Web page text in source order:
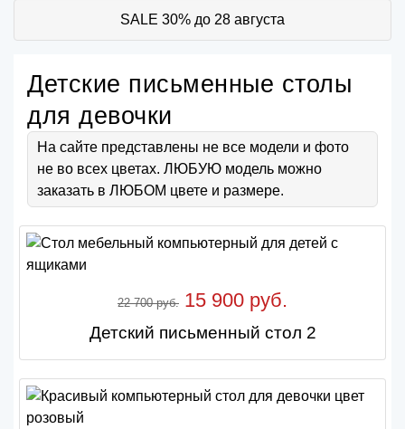
SALE 30% до 28 августа
Детские письменные столы
для девочки
На сайте представлены не все модели и фото
не во всех цветах. ЛЮБУЮ модель можно
заказать в ЛЮБОМ цвете и размере.
22 700 руб. 15 900 руб.
Детский письменный стол 2